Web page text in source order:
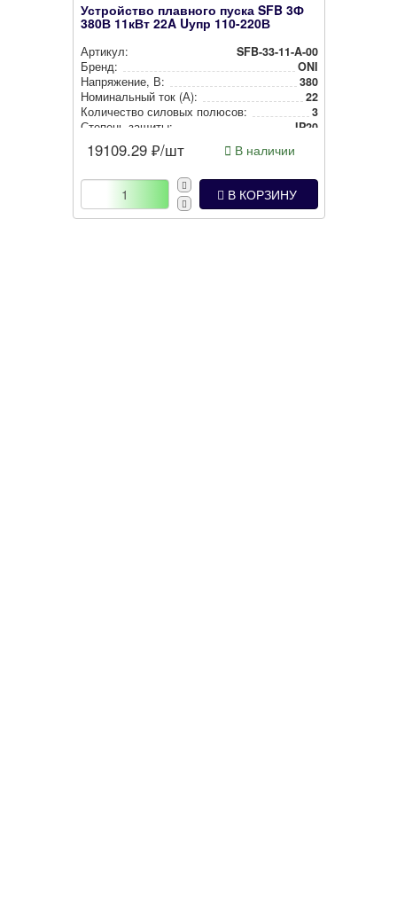
Устройство плавного пуска SFB 3Ф
380В 11кВт 22A Uупр 110-220В
Артикул:
SFB-33-11-A-00
Бренд:
ONI
Нап­ря­же­ние, В:
380
Номи­наль­ный ток (А):
22
Количество силовых полюсов:
3
Степень защиты:
IP20
Встроенная защита от перегрузки двигателя:
19109.29 ₽/шт В наличии
В КОРЗИНУ